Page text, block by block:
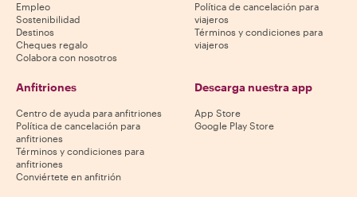
Empleo
Sostenibilidad
Destinos
Cheques regalo
Colabora con nosotros
Política de cancelación para
viajeros
Términos y condiciones para
viajeros
Anfitriones
Centro de ayuda para anfitriones
Política de cancelación para
anfitriones
Términos y condiciones para
anfitriones
Conviértete en anfitrión
Descarga nuestra app
App Store
Google Play Store